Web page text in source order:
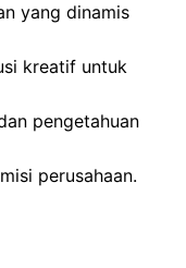
yang dinamis
kreatif untuk
pengetahuan
perusahaan.